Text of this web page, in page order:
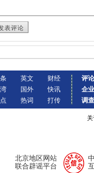
表评论
英文
国外
热词
财经
快讯
打传
评论
企业
调查
北京地区网站
联合辟谣平台